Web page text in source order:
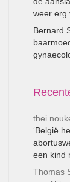
weer erg
Bernard
thei
‘België
een kind
Thomas